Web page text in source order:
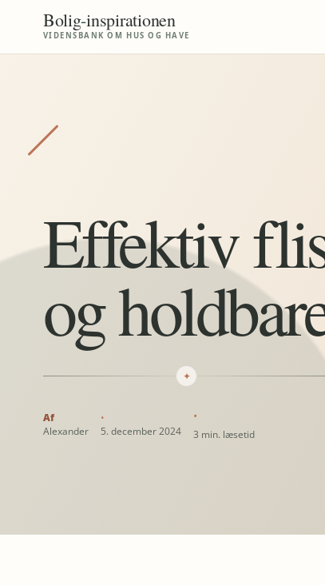
Bolig-inspirationen
VIDENSBANK OM HUS OG HAVE
Effektiv
og
✦
Alexander 5. december 2024 3 min. læsetid